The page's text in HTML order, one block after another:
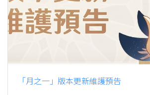
「月之一」版本更新維護預告